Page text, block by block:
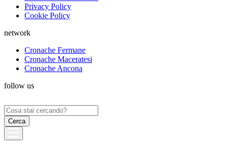
Privacy Policy
Cookie Policy
network
Cronache Fermane
Cronache Maceratesi
Cronache Ancona
follow us
Ricerca
per: